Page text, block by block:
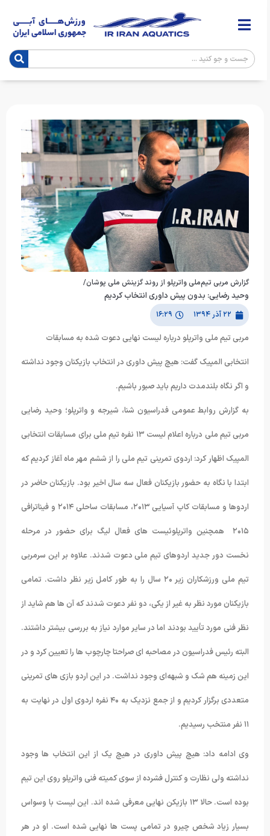
گزارش مربی تیم‌ملی واترپلو از روند گزینش ملی پوشان/
وحید رضایی: بدون پیش داوری انتخاب کردیم
۲۲ آذر ۱۳۹۴ ۱۶:۲۹
مربی تیم ملی واترپلو درباره لیست نهایی دعوت شده به مسابقات
انتخابی المپیک گفت: هیچ پیش داوری در انتخاب بازیکنان وجود نداشته
و اگر نگاه بلندمدت داریم باید صبور باشیم.
به گزارش روابط عمومی فدراسیون شنا، شیرجه و واترپلو؛ وحید رضایی
مربی تیم ملی درباره اعلام لیست ۱۳ نفره تیم ملی برای مسابقات انتخابی
المپیک اظهار کرد: اردوی تمرینی تیم ملی را از ششم مهر ماه آغاز کردیم که
ابتدا با نگاه به حضور بازیکنان فعال سه سال اخیر بود. بازیکنان حاضر در
اردوها و مسابقات کاپ آسیایی ۲۰۱۳، مسابقات ساحلی ۲۰۱۴ و فیناترافی
۲۰۱۵ همچنین واترپلوئیست های فعال لیگ برای حضور در مرحله
نخست دور جدید اردوهای تیم ملی دعوت شدند. علاوه بر این سرمربی
تیم ملی ورزشکاران زیر ۲۰ سال را به طور کامل زیر نظر داشت. تمامی
بازیکنان مورد نظر به غیر از یکی، دو نفر دعوت شدند که آن ها هم شاید از
نظر فنی مورد تأیید بودند اما در سایر موارد نیاز به بررسی بیشتر داشتند.
البته رئیس فدراسیون در مصاحبه ای صراحتا چارچوب ها را تعیین کرد و در
این زمینه هم شک و شبهه‌ای وجود نداشت. در این اردو بازی های تمرینی
متعددی برگزار کردیم و از جمع نزدیک به ۴۰ نفره اردوی اول در نهایت به
۱۱ نفر منتخب رسیدیم.
وی ادامه داد: هیچ پیش داوری در هیچ یک از این انتخاب ها وجود
نداشته ولی نظارت و کنترل فشرده از سوی کمیته فنی واترپلو روی این تیم
بوده است. حالا ۱۳ بازیکن نهایی معرفی شده اند. این لیست با وسواس
بسیار زیاد شخص چیرو در تمامی پست ها نهایی شده است. او در هر